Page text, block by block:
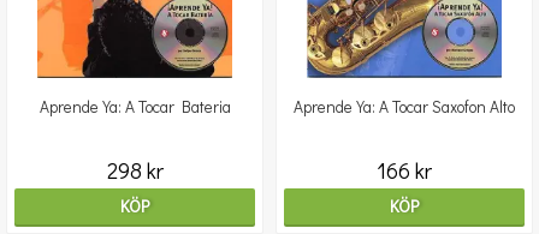
Aprende Ya: A Tocar Bateria
298 kr
KÖP
Aprende Ya: A Tocar Saxofon Alto
166 kr
KÖP